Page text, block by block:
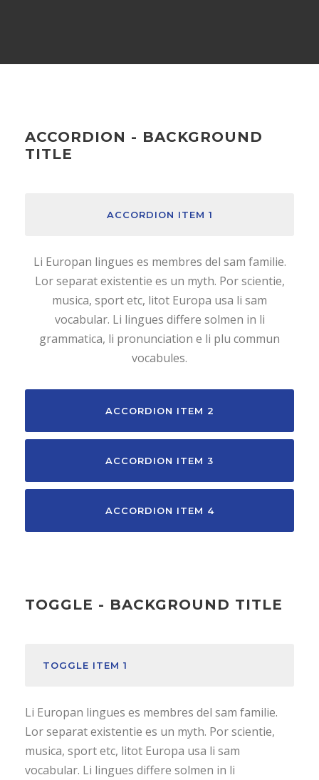
ACCORDION - BACKGROUND
TITLE
ACCORDION ITEM 1
Li Europan lingues es membres del sam familie.
Lor separat existentie es un myth. Por scientie,
musica, sport etc, litot Europa usa li sam
vocabular. Li lingues differe solmen in li
grammatica, li pronunciation e li plu commun
vocabules.
ACCORDION ITEM 2
ACCORDION ITEM 3
ACCORDION ITEM 4
TOGGLE - BACKGROUND TITLE
TOGGLE ITEM 1
Li Europan lingues es membres del sam familie.
Lor separat existentie es un myth. Por scientie,
musica, sport etc, litot Europa usa li sam
vocabular. Li lingues differe solmen in li